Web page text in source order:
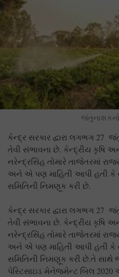
જંતુનાશકનો
કેન્દ્ર સરકાર દ્વારા લગભગ 27
તેવી સંભાવના છે. કેન્દ્રીય કૃષિ
નરેન્દ્રસિંહ તોમારે તાજેતરમાં
અને એ પણ માહિતી આપી હતી કે
સમિતિની નિમણૂક કરી છે.
કેન્દ્ર સરકાર દ્વારા લગભગ 27
તેવી સંભાવના છે. કેન્દ્રીય કૃષિ
નરેન્દ્રસિંહ તોમારે તાજેતરમાં
અને એ પણ માહિતી આપી હતી કે
સમિતિની નિમણૂક કરી છે.તે સાથે
પેસ્ટિસાઇડ મેનેજમેન્ટ બિલ 2020